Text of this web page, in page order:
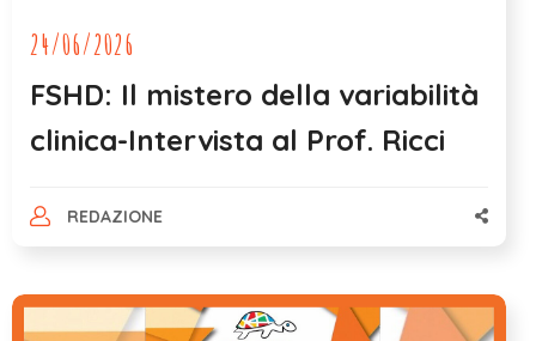
24/06/2026
FSHD: Il mistero della variabilità
clinica-Intervista al Prof. Ricci
REDAZIONE